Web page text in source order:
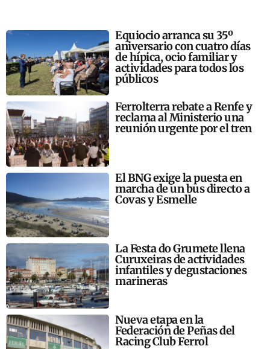
Equiocio arranca su 35º
aniversario con cuatro días
de hípica, ocio familiar y
actividades para todos los
públicos
Ferrolterra rebate a Renfe y
reclama al Ministerio una
reunión urgente por el tren
El BNG exige la puesta en
marcha de un bus directo a
Covas y Esmelle
La Festa do Grumete llena
Curuxeiras de actividades
infantiles y degustaciones
marineras
Nueva etapa en la
Federación de Peñas del
Racing Club Ferrol